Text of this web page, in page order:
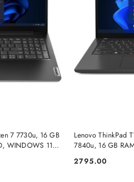
7 7730u, 16 GB
WINDOWS 11
Lenovo ThinkPad
7840u, 16 GB
Cena:
2795.00